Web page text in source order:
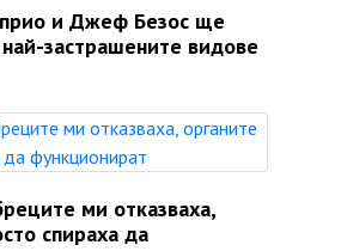
и Джеф Безос ще
застрашените видове
ми отказваха,
спираха да